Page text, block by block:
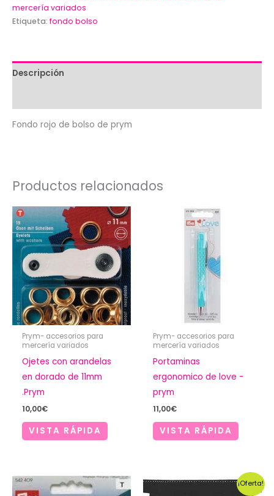
de
prym
mercería variados
Etiqueta: fondo bolso
Descripción
Fondo rojo de bolso de prym
Productos relacionados
Prym- accesorios para
mercería variados
Ojetes con arandelas
en dorado de 11mm
.Prym
10,00€
VISTA RÁPIDA
Prym- accesorios para
mercería variados
Portaminas
ergonomico de love -
prym
11,00€
VISTA RÁPIDA
¡Oferta!